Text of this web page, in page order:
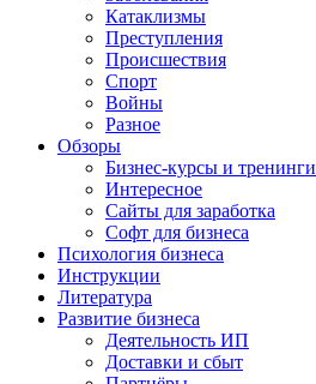
Катаклизмы
Преступления
Происшествия
Спорт
Войны
Разное
Обзоры
Бизнес-курсы и тренинги
Интересное
Сайты для заработка
Софт для бизнеса
Психология бизнеса
Инструкции
Литература
Развитие бизнеса
Деятельность ИП
Доставки и сбыт